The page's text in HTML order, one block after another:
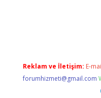
Reklam ve İletişim: E-
forumhizmeti@gmail.com